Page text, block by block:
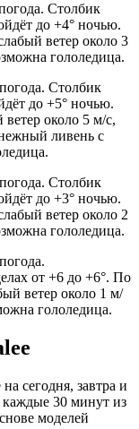
Столбик
до +4° ночью.
ветер около 3
гололедица.
Столбик
до +5° ночью.
около 5 м/с,
ливень с
Столбик
до +3° ночью.
ветер около 2
гололедица.
от +6 до +6°. По
ветер около 1 м/
гололедица.
сегодня, завтра и
30 минут из
моделей